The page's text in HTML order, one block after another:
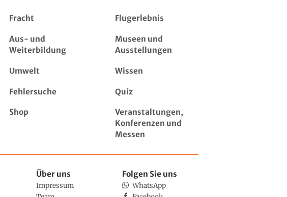
Fracht Flugerlebnis
Aus- und
Weiterbildung
Museen und
Ausstellungen
Umwelt Wissen
Fehlersuche Quiz
Shop
Veranstaltungen,
Konferenzen und
Messen
Über uns
Impressum
Folgen Sie uns
WhatsApp